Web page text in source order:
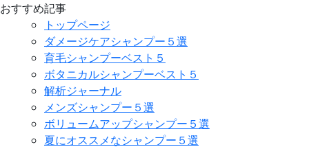
おすすめ記事
トップページ
ダメージケアシャンプー５選
育毛シャンプーベスト５
ボタニカルシャンプーベスト５
解析ジャーナル
メンズシャンプー５選
ボリュームアップシャンプー５選
夏にオススメなシャンプー５選